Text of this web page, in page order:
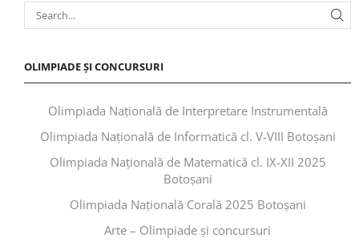
OLIMPIADE ȘI CONCURSURI
Olimpiada Națională de Interpretare Instrumentală
Olimpiada Națională de Informatică cl. V-VIII Botoșani
Olimpiada Națională de Matematică cl. IX-XII 2025
Botoșani
Olimpiada Națională Corală 2025 Botoșani
Arte – Olimpiade și concursuri